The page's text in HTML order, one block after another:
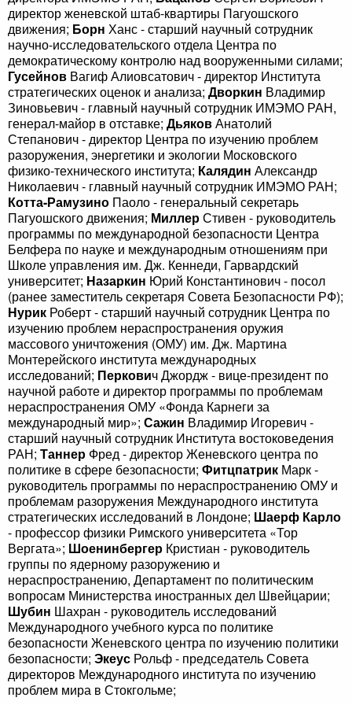
директор женевской штаб-квартиры Пагуошского
движения; Борн Ханс - старший научный сотрудник
научно-исследовательского отдела Центра по
демократическому контролю над вооруженными силами;
Гусейнов Вагиф Алиовсатович - директор Института
стратегических оценок и анализа; Дворкин Владимир
Зиновьевич - главный научный сотрудник ИМЭМО РАН,
генерал-майор в отставке; ДьяковАнатолий
Степанович - директор Центра по изучению проблем
разоружения, энергетики и экологии Московского
физико-технического института; Калядин Александр
Николаевич - главный научный сотрудник ИМЭМО РАН;
Котта-Рамузино Паоло - генеральный секретарь
Пагуошского движения; МиллерСтивен - руководитель
программы по международной безопасности Центра
Белфера по науке и международным отношениям при
Школе управления им. Дж. Кеннеди, Гарвардский
университет; Назаркин Юрий Константинович - посол
(ранее заместитель секретаря Совета Безопасности РФ);
Нурик Роберт - старший научный сотрудник Центра по
изучению проблем нераспространения оружия
массового уничтожения (ОМУ) им. Дж. Мартина
Монтерейского института международных
исследований; Перкович Джордж - вице-президент по
научной работе и директор программы по проблемам
нераспространения ОМУ «Фонда Карнеги за
международный мир»; Сажин Владимир Игоревич -
старший научный сотрудник Института востоковедения
РАН; Таннер Фред - директор Женевского центра по
политике в сфере безопасности; Фитцпатрик Марк -
руководитель программы по нераспространению ОМУ и
проблемам разоружения Международного института
стратегических исследований в Лондоне; Шаерф Карло
- профессор физики Римского университета «Тор
Вергата»; Шоенинбергер Кристиан - руководитель
группы по ядерному разоружению и
нераспространению, Департамент по политическим
вопросам Министерства иностранных дел Швейцарии;
Шубин Шахран - руководитель исследований
Международного учебного курса по политике
безопасности Женевского центра по изучению политики
безопасности; Экеус Рольф - председатель Совета
директоров Международного института по изучению
проблем мира в Стокгольме;